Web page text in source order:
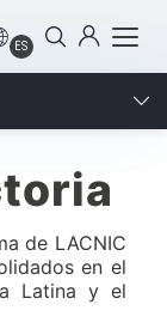
ES
de LACNIC
en el
Latina y el